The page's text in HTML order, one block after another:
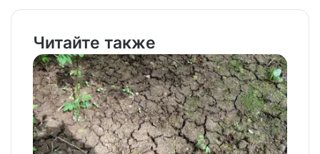
Читайте также